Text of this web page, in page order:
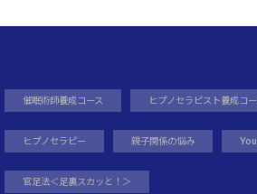
催眠術師養成コース ヒプノセラピスト養成コー
ヒプノセラピー 親子関係の悩み
官足法＜足裏スカッと！＞